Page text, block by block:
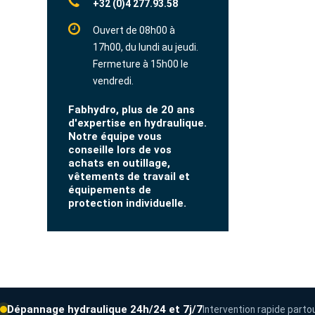
+32 (0)4 277.93.58
Ouvert de 08h00 à
17h00, du lundi au jeudi.
Fermeture à 15h00 le
vendredi.
Fabhydro, plus de 20 ans
d'expertise en hydraulique.
Notre équipe vous
conseille lors de vos
achats en outillage,
vêtements de travail et
équipements de
protection individuelle.
Dépannage hydraulique 24h/24 et 7j/7Intervention rapide